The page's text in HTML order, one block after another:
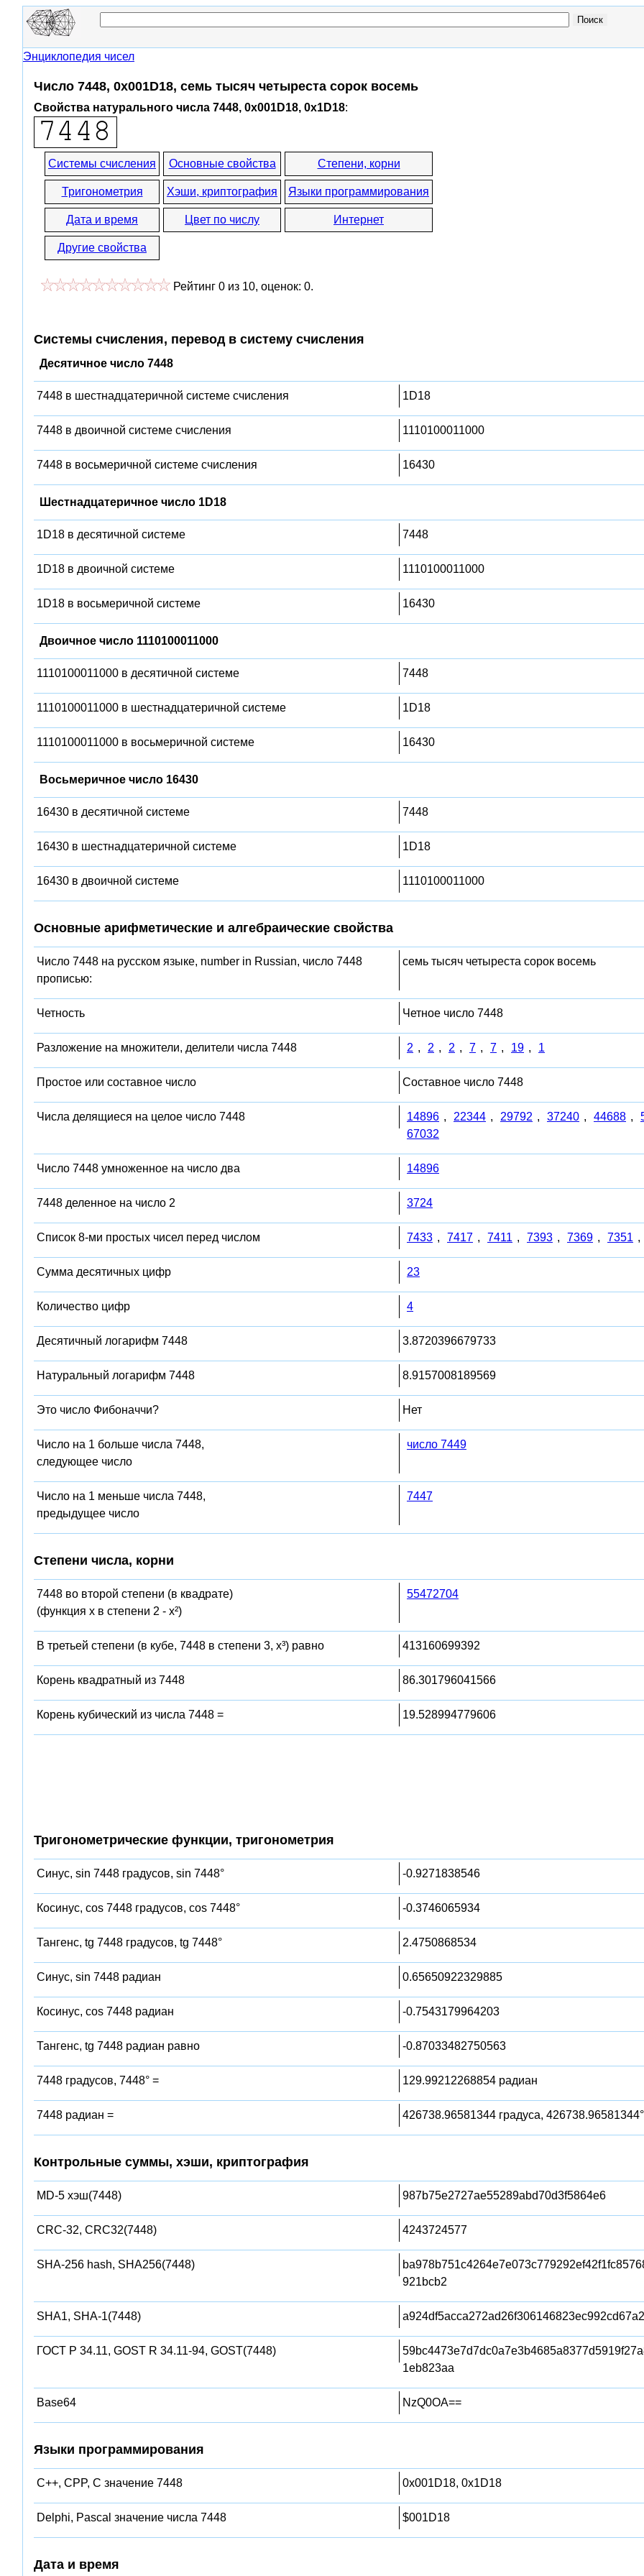
Энциклопедия чисел
Число 7448, 0x001D18, семь тысяч четыреста сорок восемь
Свойства натурального числа 7448, 0x001D18, 0x1D18:
Системы счисления Основные свойства Степени, корни
Тригонометрия Хэши, криптография Языки программирования
Дата и время Цвет по числу Интернет
Другие свойства
Рейтинг 0 из 10, оценок: 0.
Системы счисления, перевод в систему счисления
Десятичное число 7448
7448 в шестнадцатеричной системе счисления 1D18
7448 в двоичной системе счисления 1110100011000
7448 в восьмеричной системе счисления 16430
Шестнадцатеричное число 1D18
1D18 в десятичной системе 7448
1D18 в двоичной системе 1110100011000
1D18 в восьмеричной системе 16430
Двоичное число 1110100011000
1110100011000 в десятичной системе 7448
1110100011000 в шестнадцатеричной системе 1D18
1110100011000 в восьмеричной системе 16430
Восьмеричное число 16430
16430 в десятичной системе 7448
16430 в шестнадцатеричной системе 1D18
16430 в двоичной системе 1110100011000
Основные арифметические и алгебраические свойства
Число 7448 на русском языке, number in Russian, число 7448
прописью:
семь тысяч четыреста сорок восемь
Четность Четное число 7448
Разложение на множители, делители числа 7448 2 , 2 , 2 , 7 , 7 , 19 , 1
Простое или составное число Составное число 7448
Числа делящиеся на целое число 7448 14896 , 22344 , 29792 , 37240 , 44688 ,
67032
Число 7448 умноженное на число два 14896
7448 деленное на число 2 3724
Список 8-ми простых чисел перед числом 7433 , 7417 , 7411 , 7393 , 7369 , 7351 ,
Сумма десятичных цифр 23
Количество цифр 4
Десятичный логарифм 7448 3.8720396679733
Натуральный логарифм 7448 8.9157008189569
Это число Фибоначчи? Нет
Число на 1 больше числа 7448,
следующее число
число 7449
Число на 1 меньше числа 7448,
предыдущее число
7447
Степени числа, корни
7448 во второй степени (в квадрате)
(функция x в степени 2 - x²)
55472704
В третьей степени (в кубе, 7448 в степени 3, x³) равно 413160699392
Корень квадратный из 7448 86.301796041566
Корень кубический из числа 7448 = 19.528994779606
Тригонометрические функции, тригонометрия
Синус, sin 7448 градусов, sin 7448° -0.9271838546
Косинус, cos 7448 градусов, cos 7448° -0.3746065934
Тангенс, tg 7448 градусов, tg 7448° 2.4750868534
Синус, sin 7448 радиан 0.65650922329885
Косинус, cos 7448 радиан -0.7543179964203
Тангенс, tg 7448 радиан равно -0.87033482750563
7448 градусов, 7448° = 129.99212268854 радиан
7448 радиан = 426738.96581344 градуса, 426738.96581344°
Контрольные суммы, хэши, криптография
MD-5 хэш(7448) 987b75e2727ae55289abd70d3f5864e6
CRC-32, CRC32(7448) 4243724577
SHA-256 hash, SHA256(7448)
921bcb2
SHA1, SHA-1(7448)
ГОСТ Р 34.11, GOST R 34.11-94, GOST(7448)
1eb823aa
Base64 NzQ0OA==
Языки программирования
C++, CPP, C значение 7448 0x001D18, 0x1D18
Delphi, Pascal значение числа 7448 $001D18
Дата и время